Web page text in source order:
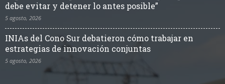
debe evitar y detener lo antes posible”
5 agosto, 2026
INIAs del Cono Sur debatieron cómo trabajar en
estrategias de innovación conjuntas
5 agosto, 2026